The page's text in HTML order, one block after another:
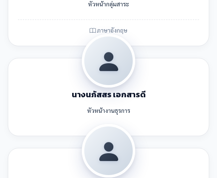
หัวหน้ากลุ่มสาระ
ภาษาอังกฤษ
นางนภัสสร เอกสารดี
หัวหน้างานธุรการ